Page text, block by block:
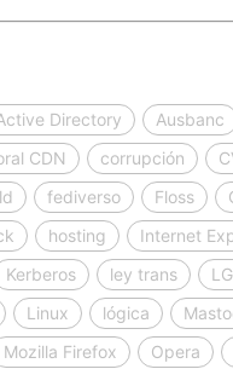
Directory Ausbanc
CDN corrupción
fediverso Floss
hosting
Internet
Kerberos ley trans
Linux lógica
Mozilla Firefox Opera